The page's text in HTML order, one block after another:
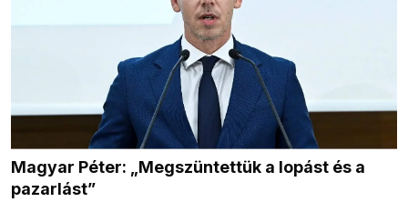
Magyar Péter: „Megszüntettük a lopást és a
pazarlást”